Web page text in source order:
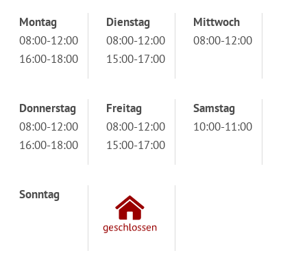
Montag
08:00-12:00
16:00-18:00
Dienstag
08:00-12:00
15:00-17:00
Mittwoch
08:00-12:00
Donnerstag
08:00-12:00
16:00-18:00
Freitag
08:00-12:00
15:00-17:00
Samstag
10:00-11:00
Sonntag